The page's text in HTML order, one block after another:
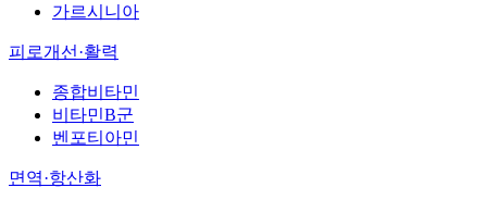
가르시니아
피로개선·활력
종합비타민
비타민B군
벤포티아민
면역·항산화